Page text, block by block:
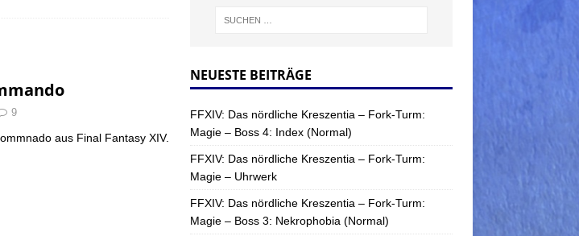
9
aus Final Fantasy XIV.
NEUESTE BEITRÄGE
FFXIV: Das nördliche Kreszentia – Fork-Turm:
Magie – Boss 4: Index (Normal)
FFXIV: Das nördliche Kreszentia – Fork-Turm:
Magie – Uhrwerk
FFXIV: Das nördliche Kreszentia – Fork-Turm:
Magie – Boss 3: Nekrophobia (Normal)